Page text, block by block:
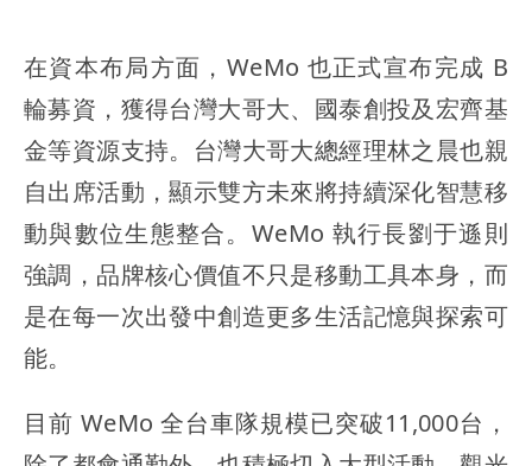
在資本布局方面，WeMo 也正式宣布完成 B
輪募資，獲得台灣大哥大、國泰創投及宏齊基
金等資源支持。台灣大哥大總經理林之晨也親
自出席活動，顯示雙方未來將持續深化智慧移
動與數位生態整合。WeMo 執行長劉于遜則
強調，品牌核心價值不只是移動工具本身，而
是在每一次出發中創造更多生活記憶與探索可
能。
目前 WeMo 全台車隊規模已突破11,000台，